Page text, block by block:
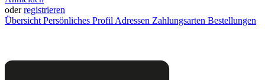
oderregistrieren
Übersicht Persönliches Profil Adressen Zahlungsarten Bestellungen